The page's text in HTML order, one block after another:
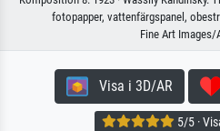
fotopapper, vattenfärgspanel,
Fine Art Images/
Visa i 3D/AR
5/5 ·